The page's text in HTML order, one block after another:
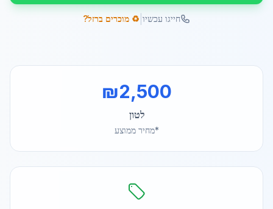
חייגו עכשיו ♻️ מוכרים ברזל?
₪2,500
לטון
*מחיר ממוצע